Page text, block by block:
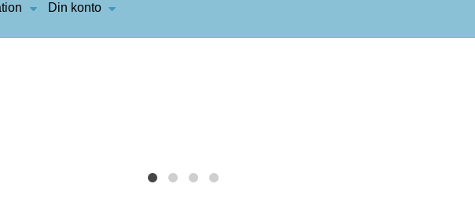
Din konto